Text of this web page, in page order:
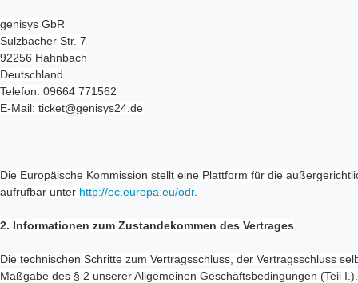
genisys GbR
Sulzbacher Str. 7
92256 Hahnbach
Deutschland
Telefon: 09664 771562
E-Mail: ticket@genisys24.de
Die Europäische Kommission stellt eine Plattform für die
aufrufbar unter http://ec.europa.eu/odr
2. Informationen zum Zustandekommen des Vertrages
Die technischen Schritte zum Vertragsschluss, der Vertragsschluss
Maßgabe des § 2 unserer Allgemeinen Geschäftsbedingungen (Teil I.).